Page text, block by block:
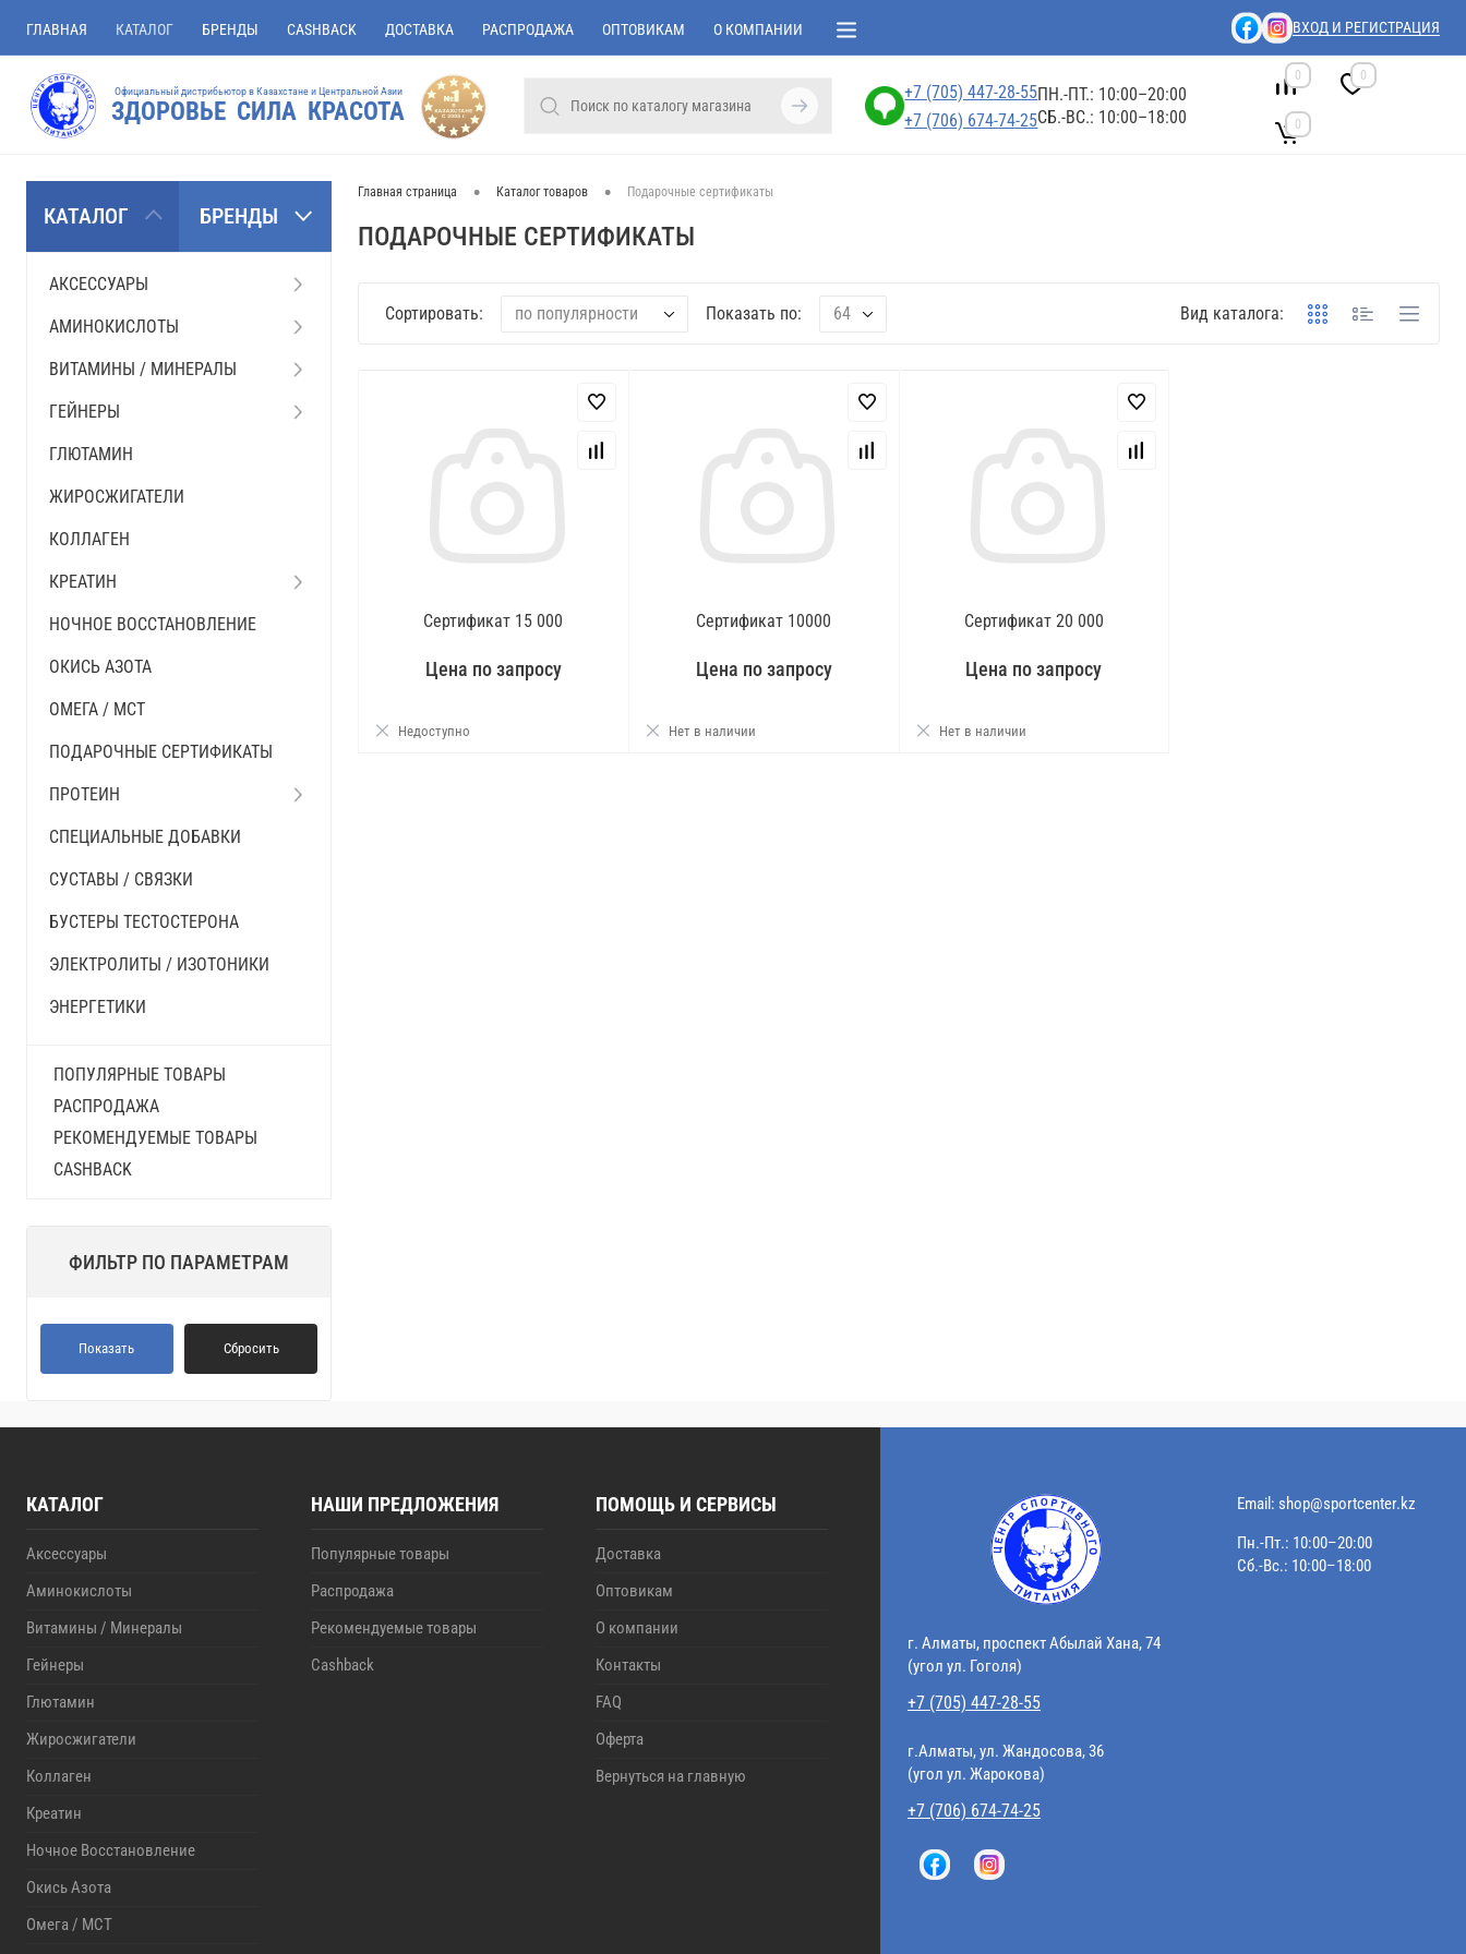
ГЛАВНАЯ КАТАЛОГ БРЕНДЫ CASHBACK ДОСТАВКА РАСПРОДАЖА ОПТОВИКАМ О КОМПАНИИ ВХОД И РЕГИСТРАЦИЯ
Официальный дистрибьютор в Казахстане и Центральной Азии
ЗДОРОВЬЕ СИЛА КРАСОТА
+7 (705) 447-28-55
+7 (706) 674-74-25
ПН.-ПТ.: 10:00–20:00
СБ.-ВС.: 10:00–18:00
0 0
0
КАТАЛОГ БРЕНДЫ
АКСЕССУАРЫ
АМИНОКИСЛОТЫ
ВИТАМИНЫ / МИНЕРАЛЫ
ГЕЙНЕРЫ
ГЛЮТАМИН
ЖИРОСЖИГАТЕЛИ
КОЛЛАГЕН
КРЕАТИН
НОЧНОЕ ВОССТАНОВЛЕНИЕ
ОКИСЬ АЗОТА
ОМЕГА / MCT
ПОДАРОЧНЫЕ СЕРТИФИКАТЫ
ПРОТЕИН
СПЕЦИАЛЬНЫЕ ДОБАВКИ
СУСТАВЫ / СВЯЗКИ
БУСТЕРЫ ТЕСТОСТЕРОНА
ЭЛЕКТРОЛИТЫ / ИЗОТОНИКИ
ЭНЕРГЕТИКИ
ПОПУЛЯРНЫЕ ТОВАРЫ
РАСПРОДАЖА
РЕКОМЕНДУЕМЫЕ ТОВАРЫ
CASHBACK
ФИЛЬТР ПО ПАРАМЕТРАМ
Показать Сбросить
Главная страница • Каталог товаров • Подарочные сертификаты
ПОДАРОЧНЫЕ СЕРТИФИКАТЫ
Сортировать: по популярности Показать по: 64 Вид каталога:
Сертификат 15 000
Цена по запросу
Недоступно
Сертификат 10000
Цена по запросу
Нет в наличии
Сертификат 20 000
Цена по запросу
Нет в наличии
КАТАЛОГ
Аксессуары
Аминокислоты
Витамины / Минералы
Гейнеры
Глютамин
Жиросжигатели
Коллаген
Креатин
Ночное Восстановление
Окись Азота
Омега / MCT
НАШИ ПРЕДЛОЖЕНИЯ
Популярные товары
Распродажа
Рекомендуемые товары
Cashback
ПОМОЩЬ И СЕРВИСЫ
Доставка
Оптовикам
О компании
Контакты
FAQ
Оферта
Вернуться на главную
г. Алматы, проспект Абылай Хана, 74
(угол ул. Гоголя)
+7 (705) 447-28-55
г.Алматы, ул. Жандосова, 36
(угол ул. Жарокова)
+7 (706) 674-74-25
Email: shop@sportcenter.kz
Пн.-Пт.: 10:00–20:00
Сб.-Вс.: 10:00–18:00